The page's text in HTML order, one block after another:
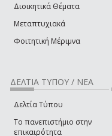
Διοικητικά Θέματα
Μεταπτυχιακά
Φοιτητική Μέριμνα
ΔΕΛΤΙΑ ΤΥΠΟΥ / ΝΕΑ
Δελτία Τύπου
Το πανεπιστήμιο στην
επικαιρότητα